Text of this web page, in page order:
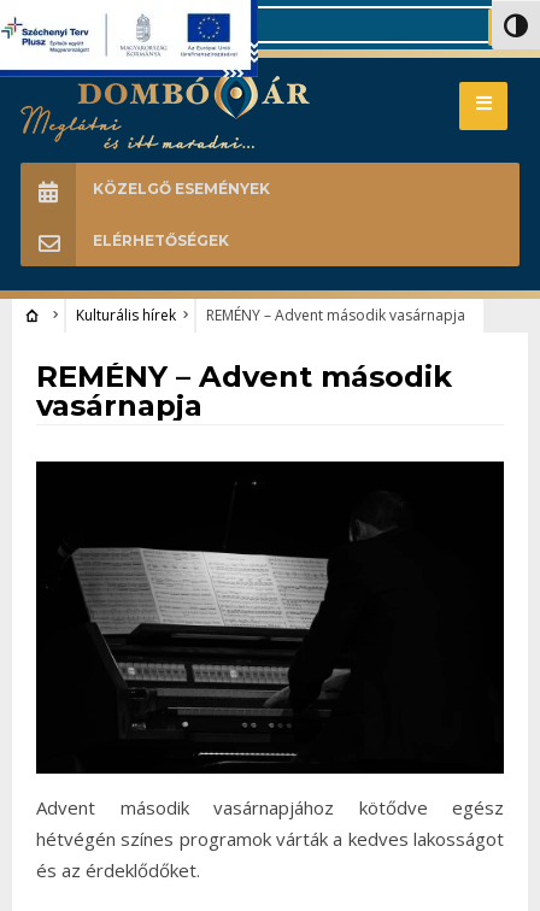
Search
KÖZELGŐ ESEMÉNYEK
ELÉRHETŐSÉGEK
Kulturális hírek REMÉNY – Advent második vasárnapja
REMÉNY – Advent második
vasárnapja
Advent második vasárnapjához kötődve egész
hétvégén színes programok várták a kedves lakosságot
és az érdeklődőket.